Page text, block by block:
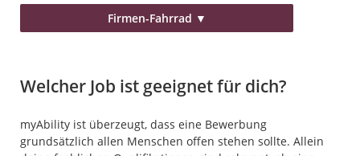
Firmen-Fahrrad ▼
Welcher Job ist geeignet für dich?
myAbility ist überzeugt, dass eine Bewerbung
grundsätzlich allen Menschen offen stehen sollte. Allein